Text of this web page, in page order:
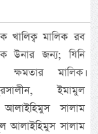
খালিক্ব মালিক রব
উনার জন্য; যিনি
মালিক।
ইমামুল
সালাম
আলাইহিমুস সালাম